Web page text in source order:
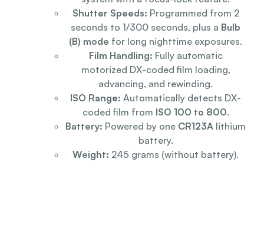
Shutter Speeds: Programmed from 2
seconds to 1/300 seconds, plus a Bulb
(B) mode for long nighttime exposures.
Film Handling: Fully automatic
motorized DX-coded film loading,
advancing, and rewinding.
ISO Range: Automatically detects DX-
coded film from ISO 100 to 800.
Battery: Powered by one CR123A lithium
battery.
Weight: 245 grams (without battery).